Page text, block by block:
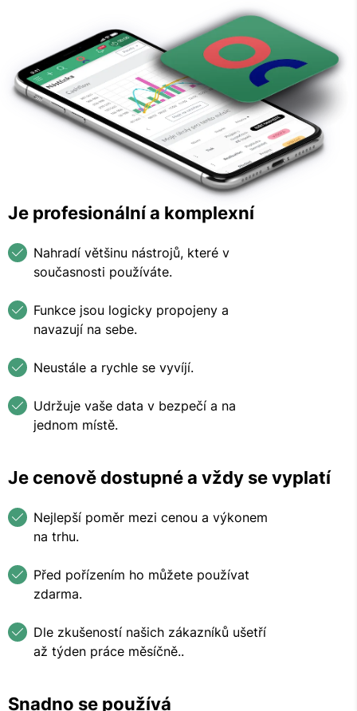
Je profesionální a komplexní
Nahradí většinu nástrojů, které v
současnosti používáte.
Funkce jsou logicky propojeny a
navazují na sebe.
Neustále a rychle se vyvíjí.
Udržuje vaše data v bezpečí a na
jednom místě.
Je cenově dostupné a vždy se vyplatí
Nejlepší poměr mezi cenou a výkonem
na trhu.
Před pořízením ho můžete používat
zdarma.
Dle zkušeností našich zákazníků ušetří
až týden práce měsíčně..
Snadno se používá